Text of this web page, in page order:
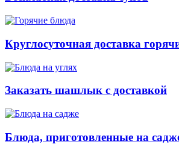
Круглосуточная доставка
Заказать шашлык с доставкой
Блюда, приготовленные на